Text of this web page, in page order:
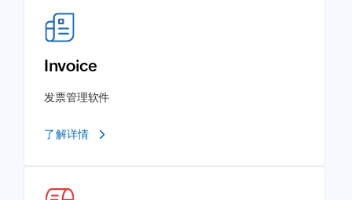
Invoice
发票管理软件
了解详情